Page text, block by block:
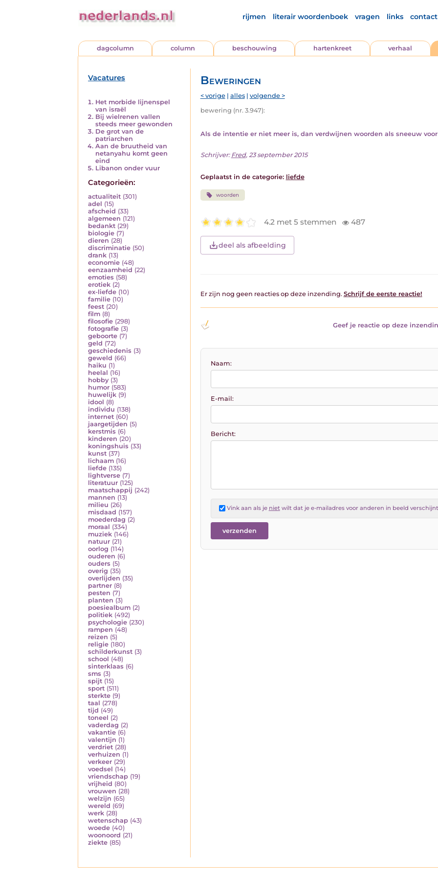
rijmen literair woordenboek vragen links contact
dagcolumn column beschouwing hartenkreet verhaal
Vacatures
Het morbide lijnenspel
van israël
Bij wielrenen vallen
steeds meer gewonden
De grot van de
patriarchen
Aan de bruutheid van
netanyahu komt geen
eind
Libanon onder vuur
Categorieën:
actualiteit (301)
adel (15)
afscheid (33)
algemeen (121)
bedankt (29)
biologie (7)
dieren (28)
discriminatie (50)
drank (13)
economie (48)
eenzaamheid (22)
emoties (58)
erotiek (2)
ex-liefde (10)
familie (10)
feest (20)
film (8)
filosofie (298)
fotografie (3)
geboorte (7)
geld (72)
geschiedenis (3)
geweld (66)
haiku (1)
heelal (16)
hobby (3)
humor (583)
huwelijk (9)
idool (8)
individu (138)
internet (60)
jaargetijden (5)
kerstmis (6)
kinderen (20)
koningshuis (33)
kunst (37)
lichaam (16)
liefde (135)
lightverse (7)
literatuur (125)
maatschappij (242)
mannen (13)
milieu (26)
misdaad (157)
moederdag (2)
moraal (334)
muziek (146)
natuur (21)
oorlog (114)
ouderen (6)
ouders (5)
overig (35)
overlijden (35)
partner (8)
pesten (7)
planten (3)
poesiealbum (2)
politiek (492)
psychologie (230)
rampen (48)
reizen (5)
religie (180)
schilderkunst (3)
school (48)
sinterklaas (6)
sms (3)
spijt (15)
sport (511)
sterkte (9)
taal (278)
tijd (49)
toneel (2)
vaderdag (2)
vakantie (6)
valentijn (1)
verdriet (28)
verhuizen (1)
verkeer (29)
voedsel (14)
vriendschap (19)
vrijheid (80)
vrouwen (28)
welzijn (65)
wereld (69)
werk (28)
wetenschap (43)
woede (40)
woonoord (21)
ziekte (85)
Beweringen
< vorige| alles| volgende >
bewering (nr. 3.947):
Als de intentie er niet meer is, dan verdwijnen woorden als sneeuw voor
Schrijver: Fred, 23 september 2015
Geplaatst in de categorie: liefde
woorden
4.2 met 5 stemmen 487
deel als afbeelding
Er zijn nog geen reacties op deze inzending. Schrijf de eerste reactie!
Geef je reactie op deze
Naam:
E-mail:
Bericht:
Vink aan als je nietwilt dat je e-mailadres voor anderen in beeld verschijnt